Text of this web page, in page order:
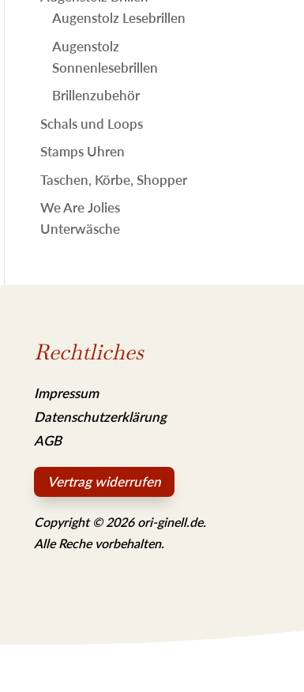
Augenstolz Lesebrillen
Augenstolz
Sonnenlesebrillen
Brillenzubehör
Schals und Loops
Stamps Uhren
Taschen, Körbe, Shopper
We Are Jolies
Unterwäsche
Rechtliches
Impressum
Datenschutzerklärung
AGB
Vertrag widerrufen
Copyright © 2026 ori-ginell.de.
Alle Reche vorbehalten.